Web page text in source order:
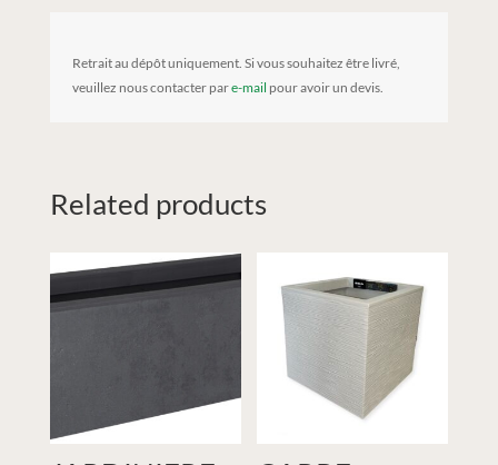
Retrait au dépôt uniquement. Si vous souhaitez être livré,
veuillez nous contacter pare-mail pour avoir un devis.
Related products